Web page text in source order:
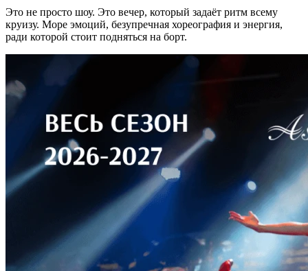
Это не просто шоу. Это вечер, который задаёт ритм всему
круизу. Море эмоций, безупречная хореография и энергия,
ради которой стоит подняться на борт.